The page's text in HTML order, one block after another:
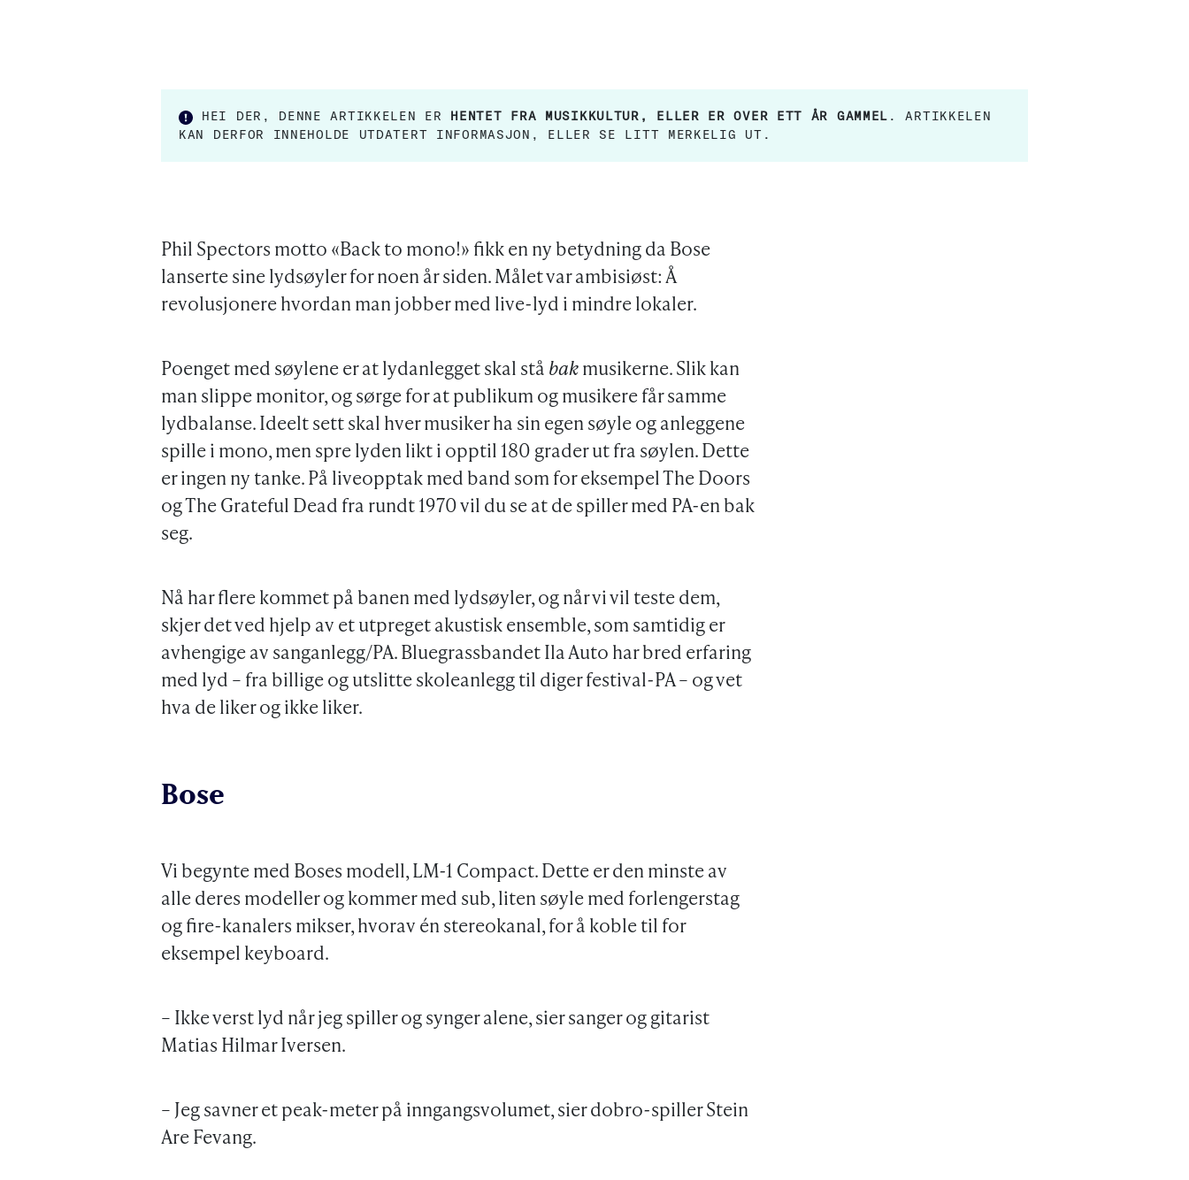
HEI DER, DENNE ARTIKKELEN ER HENTET FRA MUSIKKULTUR, ELLER ER OVER ETT ÅR GAMMEL . ARTIKKELEN
KAN DERFOR INNEHOLDE UTDATERT INFORMASJON, ELLER SE LITT MERKELIG UT.
Phil Spectors motto «Back to mono!» fikk en ny betydning da Bose
lanserte sine lydsøyler for noen år siden. Målet var ambisiøst: Å
revolusjonere hvordan man jobber med live-lyd i mindre lokaler.
Poenget med søylene er at lydanlegget skal stå bakmusikerne. Slik kan
man slippe monitor, og sørge for at publikum og musikere får samme
lydbalanse. Ideelt sett skal hver musiker ha sin egen søyle og anleggene
spille i mono, men spre lyden likt i opptil 180 grader ut fra søylen. Dette
er ingen ny tanke. På liveopptak med band som for eksempel The Doors
og The Grateful Dead fra rundt 1970 vil du se at de spiller med PA-en bak
seg.
Nå har flere kommet på banen med lydsøyler, og når vi vil teste dem,
skjer det ved hjelp av et utpreget akustisk ensemble, som samtidig er
avhengige av sanganlegg/PA. Bluegrassbandet Ila Auto har bred erfaring
med lyd – fra billige og utslitte skoleanlegg til diger festival-PA – og vet
hva de liker og ikke liker.
Bose
Vi begynte med Boses modell, LM-1 Compact. Dette er den minste av
alle deres modeller og kommer med sub, liten søyle med forlengerstag
og fire-kanalers mikser, hvorav én stereokanal, for å koble til for
eksempel keyboard.
– Ikke verst lyd når jeg spiller og synger alene, sier sanger og gitarist
Matias Hilmar Iversen.
– Jeg savner et peak-meter på inngangsvolumet, sier dobro-spiller Stein
Are Fevang.